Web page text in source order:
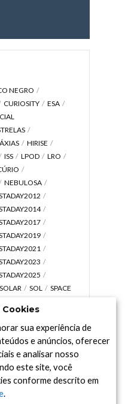
NEGRO
CURIOSITY
ESA
HIRISE
ISS LPOD
LRO
NEBULOSA
SOL
SPACE
Cookies
sua experiência de
e anúncios, oferecer
e analisar nosso
este site, você
conforme descrito em
.